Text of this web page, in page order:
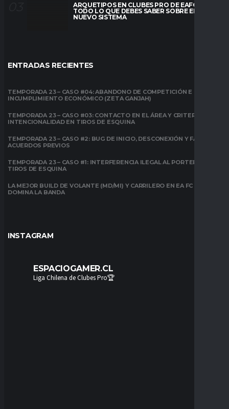
ARQUETIPOS EN CLUBES PRO DE EAFC26:
TODO LO QUE DEBES SABER SOBRE EL
NUEVO SISTEMA
ENTRADAS RECIENTES
TEMPORADA 23 – CASO #04: ABANDONO DE COMPETICIÓN E
INCUMPLIMIENTO ECONÓMICO (ZETA GANJAH)
TEMPORADA 23 – CASO #03: CONTACTO EN EL ÁREA Y CRITERIO DE
INTENCIONALIDAD EN TIROS DE ESQUINA
TEMPORADA 23 – CASO #2: BUG DE INICIO, DESCONEXIÓN Y FALTA DE
ACUERDOS PREVIOS
TEMPORADA 23 – CASO #1: INTERFERENCIA ILEGAL AL PORTERO EN
TIROS DE ESQUINA
LA MEJOR BUILD DE VOLANTE (MD/MI) Y CARRILERO EN EA FC 26:
DOMINA LA BANDA
INSTAGRAM
ESPACIOGAMER.CL
Liga Chilena de Clubes Pro🏆